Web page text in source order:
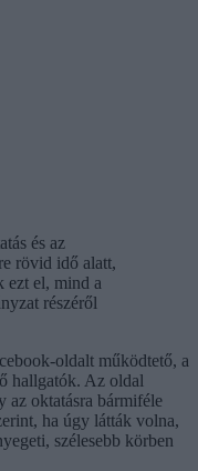
és az
rövid idő alatt,
ezt el, mind a
részéről
oldalt működtető, a
hallgatók. Az oldal
az oktatásra bármiféle
ha úgy látták volna,
szélesebb körben